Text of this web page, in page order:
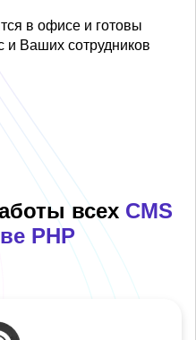
в офисе и готовы
и Ваших сотрудников
всех CMS
PHP